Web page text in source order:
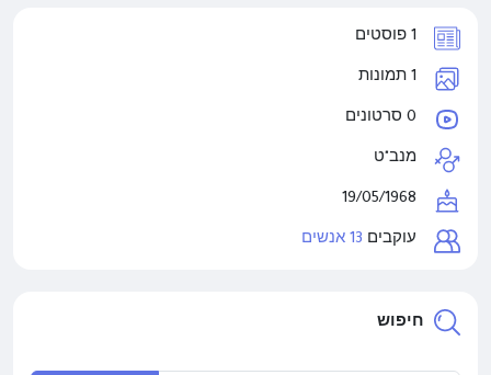
1 פוסטים
1 תמונות
0 סרטונים
מנב"ט
19/05/1968
עוקבים 13 אנשים
חיפוש